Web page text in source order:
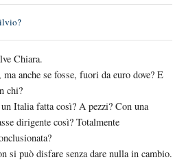
Chiara.
ma anche se fosse, fuori da euro dove? E
chi?
Italia fatta così? A pezzi? Con una
dirigente così? Totalmente
si può disfare senza dare nulla in cambio.